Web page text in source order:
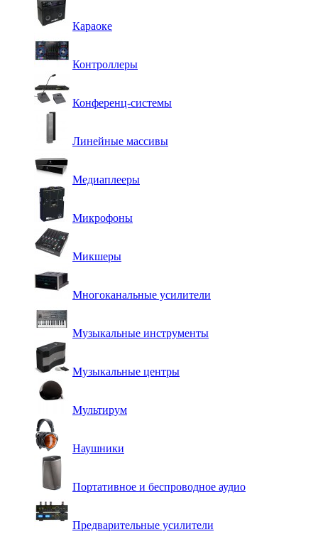
Караоке
Контроллеры
Конференц-системы
Линейные массивы
Медиаплееры
Микрофоны
Микшеры
Многоканальные усилители
Музыкальные инструменты
Музыкальные центры
Мультирум
Наушники
Портативное и беспроводное аудио
Предварительные усилители